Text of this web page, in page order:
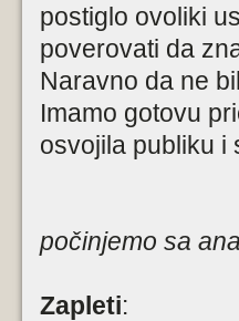
postiglo ovoliki
poverovati da
Naravno da ne
Imamo gotovu
osvojila publiku i
počinjemo sa
Zapleti: